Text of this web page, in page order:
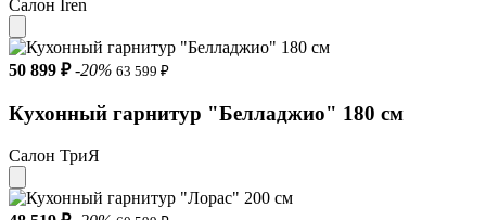
Салон Iren
50 899 ₽ -20% 63 599 ₽
Кухонный гарнитур "Белладжио" 180 см
Салон ТриЯ